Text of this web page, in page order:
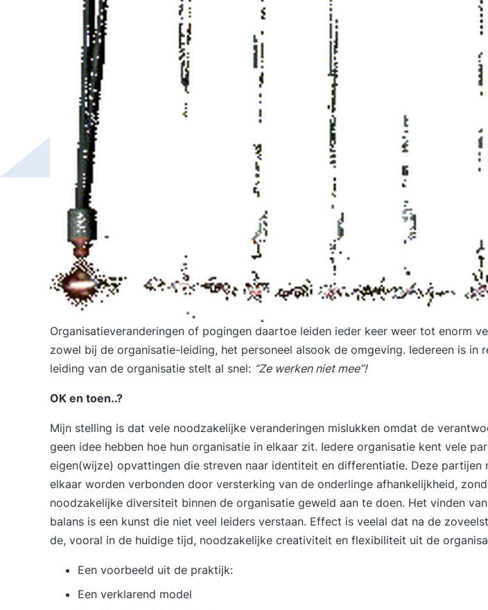
Organisatieveranderingen of pogingen daartoe leiden ieder keer weer tot enorm
zowel bij de organisatie-leiding, het personeel alsook de omgeving. Iedereen is in
leiding van de organisatie stelt al snel: “Ze werken niet mee”!
OK en toen..?
Mijn stelling is dat vele noodzakelijke veranderingen mislukken omdat de
geen idee hebben hoe hun organisatie in elkaar zit. Iedere organisatie kent vele
eigen(wijze) opvattingen die streven naar identiteit en differentiatie. Deze partijen
elkaar worden verbonden door versterking van de onderlinge afhankelijkheid,
noodzakelijke diversiteit binnen de organisatie geweld aan te doen. Het vinden
balans is een kunst die niet veel leiders verstaan. Effect is veelal dat na de
de, vooral in de huidige tijd, noodzakelijke creativiteit en flexibiliteit uit de
Een voorbeeld uit de praktijk:
Een verklarend model